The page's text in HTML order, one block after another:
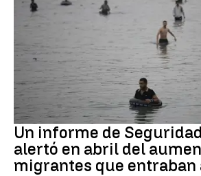
Ceuta
Un informe de
alertó en abril del
migrantes que entraban